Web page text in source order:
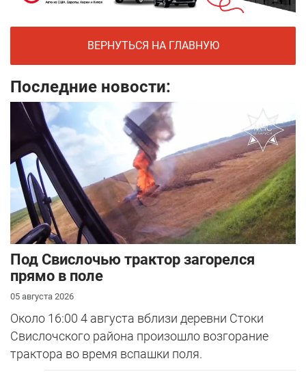
ВЕРНУТЬСЯ НА ГЛАВНУЮ
Последние новости:
Под Свислочью трактор загорелся
прямо в поле
05 августа 2026
Около 16:00 4 августа вблизи деревни Стоки
Свислочского района произошло возгорание
трактора во время вспашки поля.